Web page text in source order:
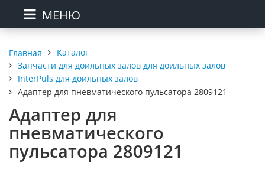
МЕНЮ
Главная
Каталог
Запчасти для доильных залов для доильных залов
InterPuls для доильных залов
Адаптер для пневматического пульсатора 2809121
Адаптер для
пневматического
пульсатора 2809121